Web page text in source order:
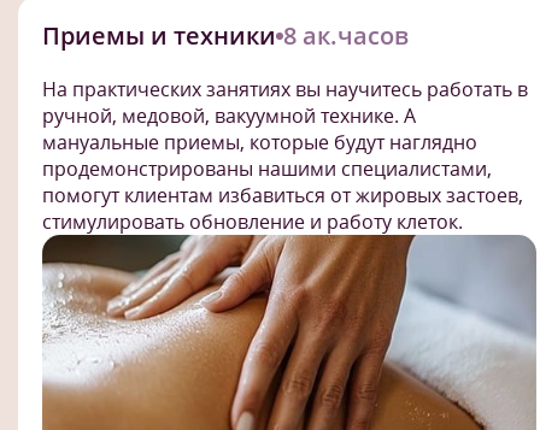
Приемы и техники 8 ак.часов
На практических занятиях вы научитесь работать в
ручной, медовой, вакуумной технике. А
мануальные приемы, которые будут наглядно
продемонстрированы нашими специалистами,
помогут клиентам избавиться от жировых застоев,
стимулировать обновление и работу клеток.